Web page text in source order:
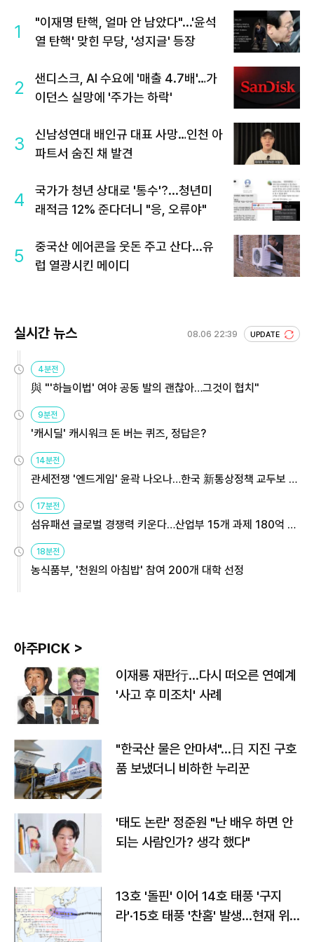
1
"이재명 탄핵, 얼마 안 남았다"...'윤석
열 탄핵' 맞힌 무당, '성지글' 등장
2
샌디스크, AI 수요에 '매출 4.7배'…가
이던스 실망에 '주가는 하락'
3
신남성연대 배인규 대표 사망…인천 아
파트서 숨진 채 발견
4
국가가 청년 상대로 '통수'?...청년미
래적금 12% 준다더니 "응, 오류야"
5
중국산 에어콘을 웃돈 주고 산다...유
럽 열광시킨 메이디
실시간 뉴스 08.06 22:39 UPDATE
4분전
與 "'하늘이법' 여야 공동 발의 괜찮아…그것이 협치"
9분전
'캐시딜' 캐시워크 돈 버는 퀴즈, 정답은?
14분전
관세전쟁 '엔드게임' 윤곽 나오나…한국 新통상정책 교두보 활
용해야
17분전
섬유패션 글로벌 경쟁력 키운다…산업부 15개 과제 180억 지
원
18분전
농식품부, '천원의 아침밥' 참여 200개 대학 선정
아주PICK >
이재룡 재판行…다시 떠오른 연예계
'사고 후 미조치' 사례
"한국산 물은 안마셔"…日 지진 구호
품 보냈더니 비하한 누리꾼
'태도 논란' 정준원 "난 배우 하면 안
되는 사람인가? 생각 했다"
13호 '돌핀' 이어 14호 태풍 '구지
라'·15호 태풍 '찬홈' 발생…현재 위